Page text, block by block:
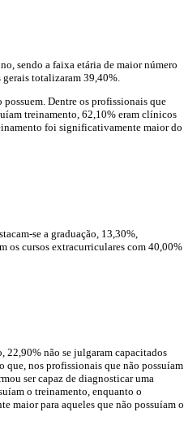
sendo a faixa etária de maior número
totalizaram 39,40%.
Dentre os profissionais que
treinamento, 62,10% eram clínicos
foi significativamente maior do
se a graduação, 13,30%,
os cursos extracurriculares com 40,00%
22,90% não se julgaram capacitados
que, nos profissionais que não possuíam
ser capaz de diagnosticar uma
o treinamento, enquanto o
maior para aqueles que não possuíam o